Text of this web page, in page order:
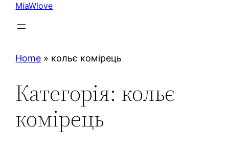
MiaWlove
Home » кольє комірець
Категорія: кольє
комірець